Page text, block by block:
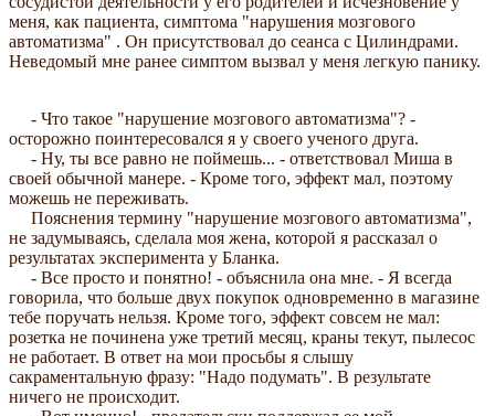
меня, как пациента, симптома "нарушения мозгового
автоматизма" . Он присутствовал до сеанса с Цилиндрами.
Неведомый мне ранее симптом вызвал у меня легкую панику.
- Что такое "нарушение мозгового автоматизма"? -
осторожно поинтересовался я у своего ученого друга.
- Ну, ты все равно не поймешь... - ответствовал Миша в
своей обычной манере. - Кроме того, эффект мал, поэтому
можешь не переживать.
Пояснения термину "нарушение мозгового автоматизма",
не задумываясь, сделала моя жена, которой я рассказал о
результатах эксперимента у Бланка.
- Все просто и понятно! - объяснила она мне. - Я всегда
говорила, что больше двух покупок одновременно в магазине
тебе поручать нельзя. Кроме того, эффект совсем не мал:
розетка не починена уже третий месяц, краны текут, пылесос
не работает. В ответ на мои просьбы я слышу
сакраментальную фразу: "Надо подумать". В результате
ничего не происходит.